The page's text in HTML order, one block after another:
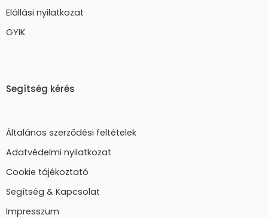
Elállási nyilatkozat
GYIK
Segítség kérés
Általános szerződési feltételek
Adatvédelmi nyilatkozat
Cookie tájékoztató
Segítség & Kapcsolat
Impresszum